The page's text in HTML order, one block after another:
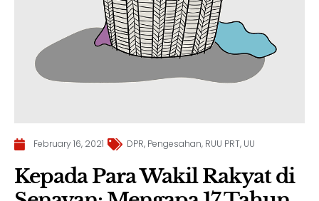
February 16, 2021 DPR, Pengesahan, RUU PRT, UU
Kepada Para Wakil Rakyat di